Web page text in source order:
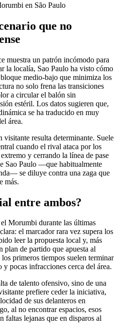
en São Paulo
que no
muestra un patrón incómodo para
la localía, Sao Paulo ha visto cómo
medio-bajo que minimiza los
no solo frena las transiciones
a circular el balón sin
estéril. Los datos sugieren que,
se ha traducido en muy
área.
resulta determinante. Suele
cuando el rival ataca por los
y cerrando la línea de pase
Sao Paulo —que habitualmente
se diluye contra una zaga que
más.
entre ambos?
Morumbi durante las últimas
el marcador rara vez supera los
leer la propuesta local y, más
plan de partido que apuesta al
primeros tiempos suelen terminar
pocas infracciones cerca del área.
de talento ofensivo, sino de una
prefiere ceder la iniciativa,
de sus delanteros en
al no encontrar espacios, esos
faltas lejanas que en disparos al